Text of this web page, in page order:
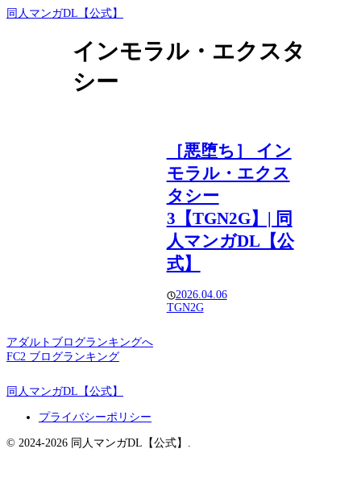
同人マンガDL【公式】
インモラル・エクスタ
シー
［悪堕ち］ イン
モラル・エクス
タシー
3【TGN2G】| 同
人マンガDL【公
式】
2026.04.06
TGN2G
アダルトブログランキングへ
FC2 ブログランキング
同人マンガDL【公式】
プライバシーポリシー
© 2024-2026 同人マンガDL【公式】.